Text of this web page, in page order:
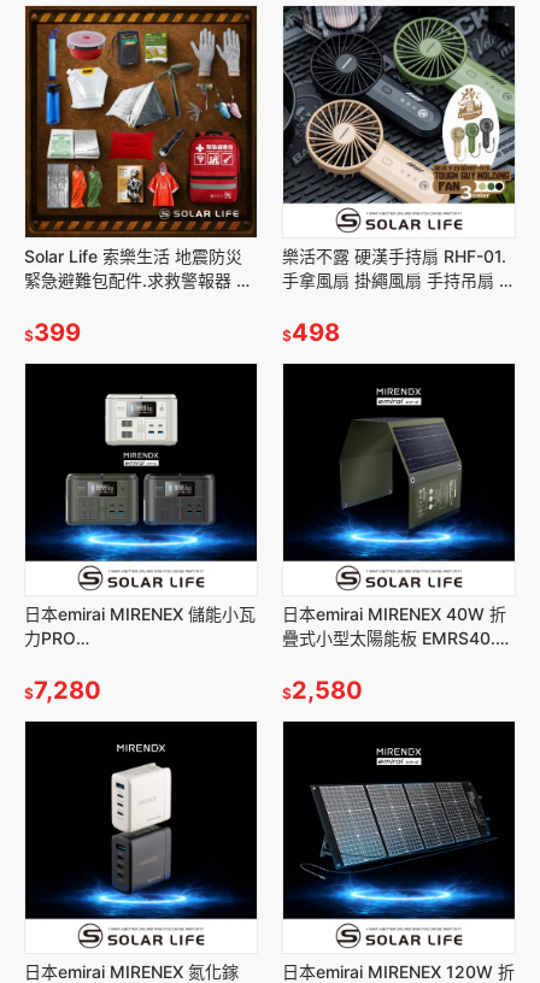
Solar Life 索樂生活 地震防災
緊急避難包配件.求救警報器 帳
套 折疊碗餐具組
$399
樂活不露 硬漢手持扇 RHF-01.
手拿風扇 掛繩風扇 手持吊扇 隨
$498
日本emirai MIRENEX 儲能小瓦
力PRO
NEX430.行動電源
$7,280
日本emirai MIRENEX 40W 折
疊式小型太陽能板 EMRS40.太
電 行動電源
$2,580
日本emirai MIRENEX 氮化鎵
日本emirai MIRENEX 120W 折